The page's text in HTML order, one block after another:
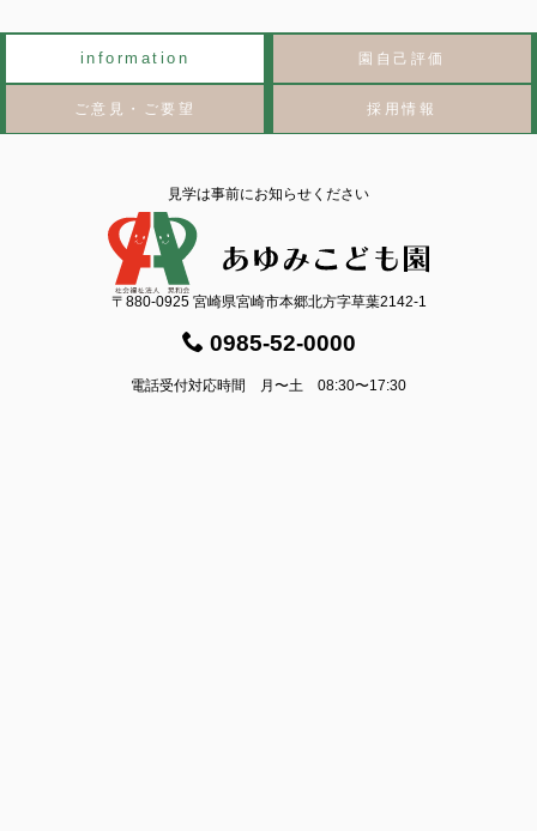
information 園自己評価
ご意見・ご要望 採用情報
見学は事前にお知らせください
〒880-0925 宮崎県宮崎市本郷北方字草葉2142-1
0985-52-0000
電話受付対応時間 月〜土 08:30〜17:30